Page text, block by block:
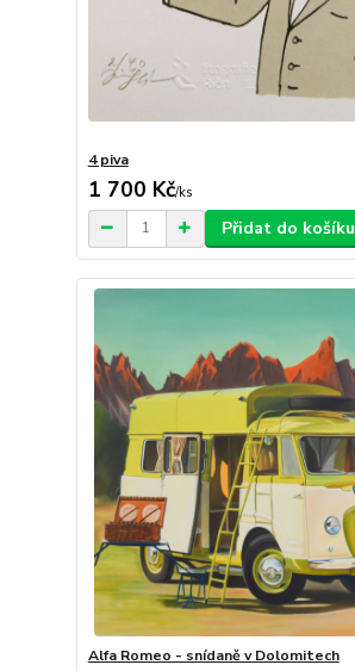
4 piva
1 700 Kč/ks
Přidat do košíku
Alfa Romeo - snídaně v Dolomitech